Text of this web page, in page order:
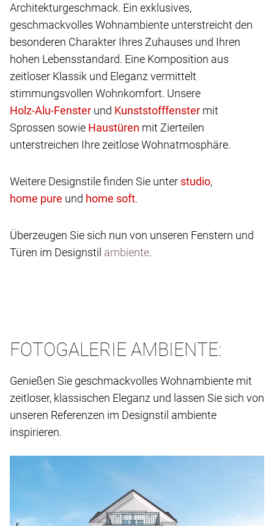
Architekturgeschmack. Ein exklusives,
geschmackvolles Wohnambiente unterstreicht den
besonderen Charakter Ihres Zuhauses und Ihren
hohen Lebensstandard. Eine Komposition aus
zeitloser Klassik und Eleganz vermittelt
stimmungsvollen Wohnkomfort. Unsere
und
mit
Sprossen sowie
mit Zierteilen
unterstreichen Ihre zeitlose Wohnatmosphäre.
Weitere Designstile finden Sie unter
,
und
.
Überzeugen Sie sich nun von unseren Fenstern und
Türen im Designstil ambiente.
FOTOGALERIE AMBIENTE:
Genießen Sie geschmackvolles Wohnambiente mit
zeitloser, klassischen Eleganz und lassen Sie sich von
unseren Referenzen im Designstil ambiente
inspirieren.